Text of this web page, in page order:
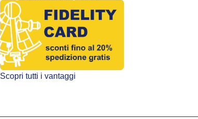
Scopri tutti i vantaggi